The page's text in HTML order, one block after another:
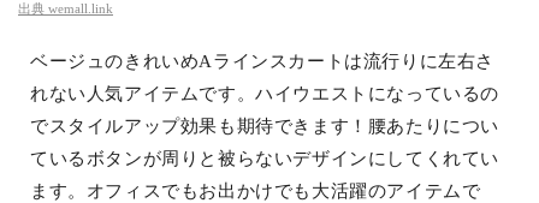
出典 wemall.link
ベージュのきれいめAラインスカートは流行りに左右さ
れない人気アイテムです。ハイウエストになっているの
でスタイルアップ効果も期待できます！腰あたりについ
ているボタンが周りと被らないデザインにしてくれてい
ます。オフィスでもお出かけでも大活躍のアイテムで